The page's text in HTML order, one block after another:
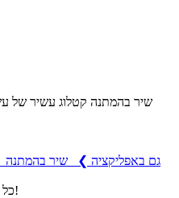
גם באפליקציה ❯
שיר בהמתנה
כל השירים שכבר הורדת מחכים לך כאן!